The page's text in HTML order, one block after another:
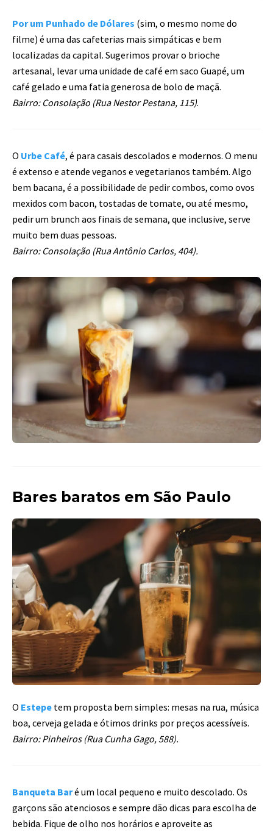
Por um Punhado de Dólares (sim, o mesmo nome do
filme) é uma das cafeterias mais simpáticas e bem
localizadas da capital. Sugerimos provar o brioche
artesanal, levar uma unidade de café em saco Guapé, um
café gelado e uma fatia generosa de bolo de maçã.
Bairro: Consolação (Rua Nestor Pestana, 115).
O Urbe Café, é para casais descolados e modernos. O menu
é extenso e atende veganos e vegetarianos também. Algo
bem bacana, é a possibilidade de pedir combos, como ovos
mexidos com bacon, tostadas de tomate, ou até mesmo,
pedir um brunch aos finais de semana, que inclusive, serve
muito bem duas pessoas.
Bairro: Consolação (Rua Antônio Carlos, 404).
Bares baratos em São Paulo
O Estepe tem proposta bem simples: mesas na rua, música
boa, cerveja gelada e ótimos drinks por preços acessíveis.
Bairro: Pinheiros (Rua Cunha Gago, 588).
Banqueta Baré um local pequeno e muito descolado. Os
garçons são atenciosos e sempre dão dicas para escolha de
bebida. Fique de olho nos horários e aproveite as